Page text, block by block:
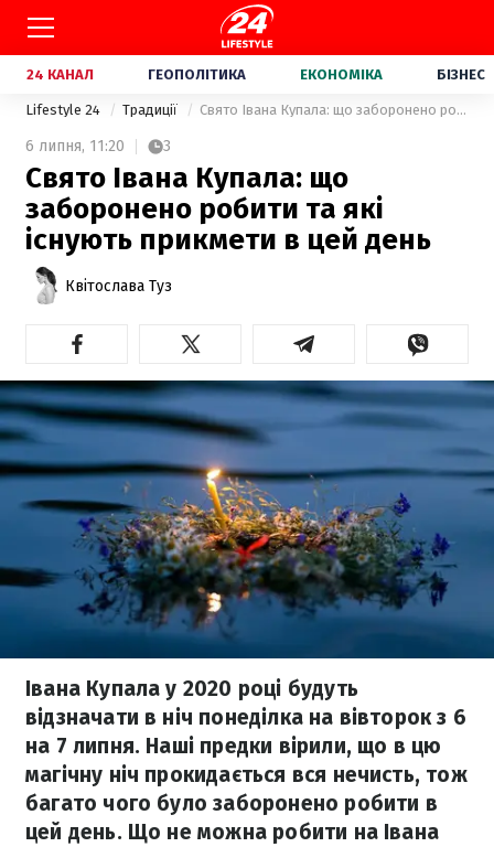
24 КАНАЛ ГЕОПОЛІТИКА ЕКОНОМІКА БІЗНЕС
Lifestyle 24 Традиції Свято Івана Купала: що заборонено робити та які існують прикмети в цей день
6 липня, 11:20 3
Свято Івана Купала: що
заборонено робити та які
існують прикмети в цей день
Квітослава Туз
Івана Купала у 2020 році будуть
відзначати в ніч понеділка на вівторок з 6
на 7 липня. Наші предки вірили, що в цю
магічну ніч прокидається вся нечисть, тож
багато чого було заборонено робити в
цей день. Що не можна робити на Івана